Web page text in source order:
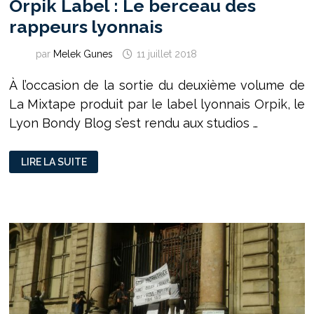
Orpik Label : Le berceau des
rappeurs lyonnais
par Melek Gunes 11 juillet 2018
À l’occasion de la sortie du deuxième volume de
La Mixtape produit par le label lyonnais Orpik, le
Lyon Bondy Blog s’est rendu aux studios …
ORPIK
LABEL
:
LYONNAIS
LIRE LA SUITE